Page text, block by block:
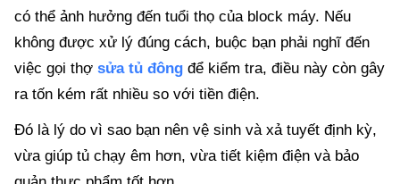
có thể ảnh hưởng đến tuổi thọ của block máy. Nếu
không được xử lý đúng cách, buộc bạn phải nghĩ đến
việc gọi thợ sửa tủ đông để kiểm tra, điều này còn gây
ra tốn kém rất nhiều so với tiền điện.
Đó là lý do vì sao bạn nên vệ sinh và xả tuyết định kỳ,
vừa giúp tủ chạy êm hơn, vừa tiết kiệm điện và bảo